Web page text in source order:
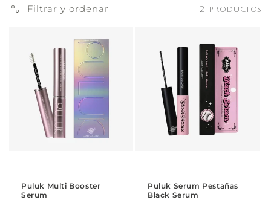
Filtrar y ordenar 2 productos
Puluk Multi Booster
Serum
Puluk Serum Pestañas
Black Serum